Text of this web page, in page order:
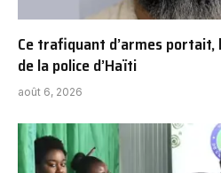
Ce trafiquant d’armes
de la police d’Haïti
août 6, 2026